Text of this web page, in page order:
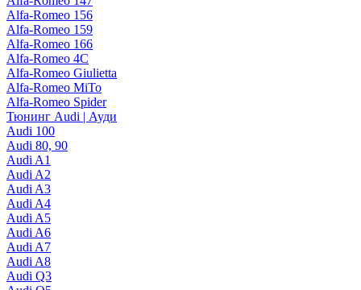
Alfa-Romeo 156
Alfa-Romeo 159
Alfa-Romeo 166
Alfa-Romeo 4C
Alfa-Romeo Giulietta
Alfa-Romeo MiTo
Alfa-Romeo Spider
Тюнинг Audi | Ауди
Audi 100
Audi 80, 90
Audi A1
Audi A2
Audi A3
Audi A4
Audi A5
Audi A6
Audi A7
Audi A8
Audi Q3